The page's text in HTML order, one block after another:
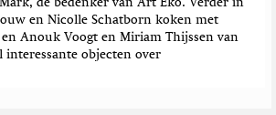
de bedenker van Art Eko. Verder in
en Nicolle Schatborn koken met
Anouk Voogt en Miriam Thijssen van
interessante objecten over